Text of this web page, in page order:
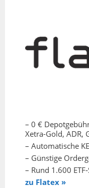
– 0 €
Xetra-Gold, ADR,
– Automatische
– Günstige
– Rund 1.600
zu Flatex »